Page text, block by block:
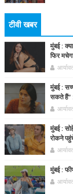
टीवी खबर
मुंबई :
फिर
मुंबई :
सकते हैं”
मुंबई :
रोकने
मुंबई :